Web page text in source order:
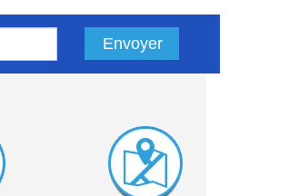
Envoyer